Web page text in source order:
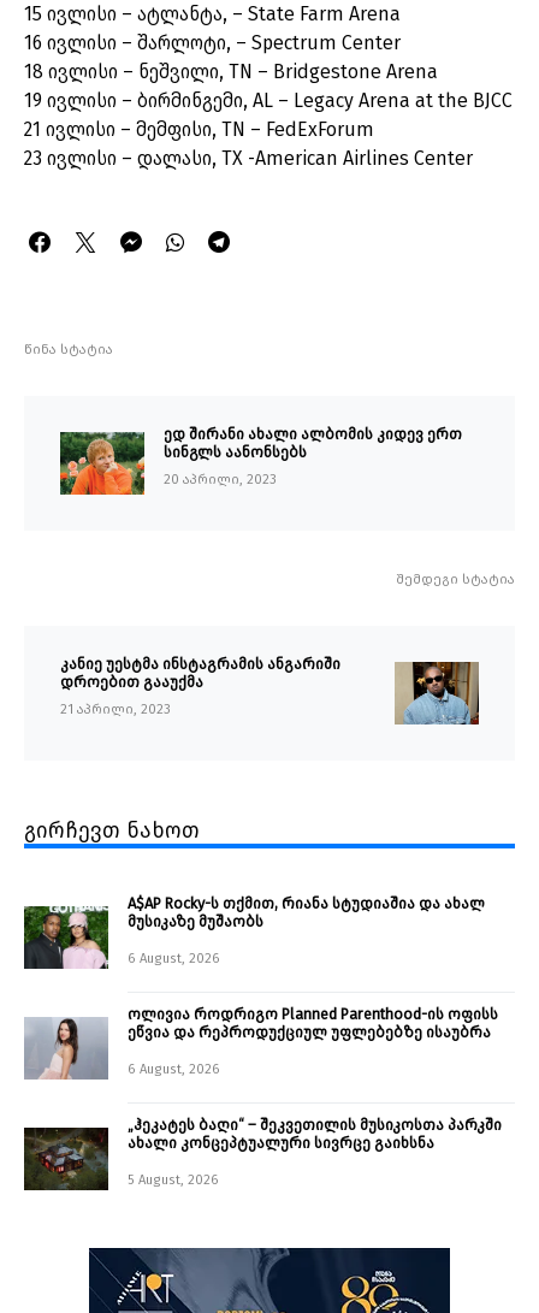
15 ივლისი – ატლანტა, – State Farm Arena
16 ივლისი – შარლოტი, – Spectrum Center
18 ივლისი – ნეშვილი, TN – Bridgestone Arena
19 ივლისი – ბირმინგემი, AL – Legacy Arena at the BJCC
21 ივლისი – მემფისი, TN – FedExForum
23 ივლისი – დალასი, TX -American Airlines Center
წინა სტატია
ედ შირანი ახალი ალბომის კიდევ ერთ
სინგლს აანონსებს
20 აპრილი, 2023
შემდეგი სტატია
კანიე უესტმა ინსტაგრამის ანგარიში
დროებით გააუქმა
21 აპრილი, 2023
გირჩევთ ნახოთ
A$AP Rocky-ს თქმით, რიანა სტუდიაშია და ახალ
მუსიკაზე მუშაობს
6 August, 2026
ოლივია როდრიგო Planned Parenthood-ის ოფისს
ეწვია და რეპროდუქციულ უფლებებზე ისაუბრა
6 August, 2026
„ჰეკატეს ბაღი“ – შეკვეთილის მუსიკოსთა პარკში
ახალი კონცეპტუალური სივრცე გაიხსნა ￼
5 August, 2026